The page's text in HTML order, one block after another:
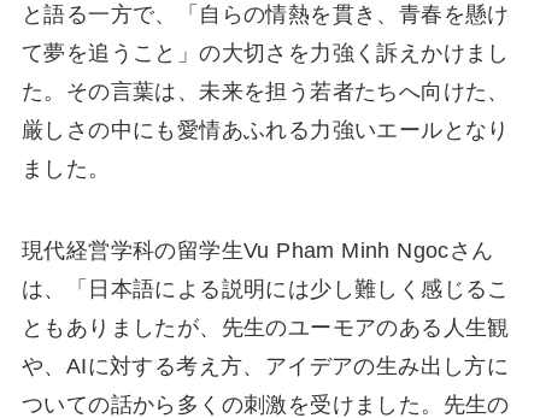
と語る一方で、「自らの情熱を貫き、青春を懸け
て夢を追うこと」の大切さを力強く訴えかけまし
た。その言葉は、未来を担う若者たちへ向けた、
厳しさの中にも愛情あふれる力強いエールとなり
ました。
現代経営学科の留学生Vu Pham Minh Ngocさん
は、「日本語による説明には少し難しく感じるこ
ともありましたが、先生のユーモアのある人生観
や、AIに対する考え方、アイデアの生み出し方に
ついての話から多くの刺激を受けました。先生の